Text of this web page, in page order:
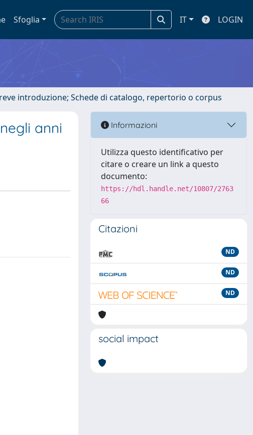
Sfoglia IT LOGIN
introduzione; Schede di catalogo, repertorio o corpus
anni
Informazioni
Utilizza questo identificativo per
citare o creare un link a questo
documento:
https://hdl.handle.net/10807/2763
66
Citazioni
ND
ND
ND
social impact